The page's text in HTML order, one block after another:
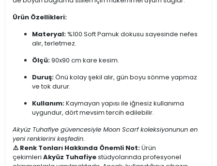
Ürün Özellikleri:
Materyal: %100 Soft Pamuk dokusu sayesinde nefes
alır, terletmez.
Ölçü:90x90 cm kare kesim.
Duruş:Önü kolay şekil alır, gün boyu sönme yapmaz
ve tok durur.
Kullanım:Kaymayan yapısı ile iğnesiz kullanıma
uygundur, dört mevsim tercih edilebilir.
Akyüz Tuhafiye güvencesiyle Moon Scarf koleksiyonunun en
yeni renklerini keşfedin.
⚠️ Renk Tonları Hakkında Önemli Not:Ürün
çekimleri Akyüz Tuhafiyestüdyolarında profesyonel